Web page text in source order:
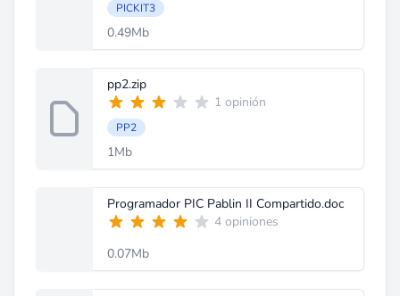
PICKIT3
0.49Mb
pp2.zip
1 opinión
PP2
1Mb
Programador PIC Pablin II Compartido.doc
4 opiniones
0.07Mb